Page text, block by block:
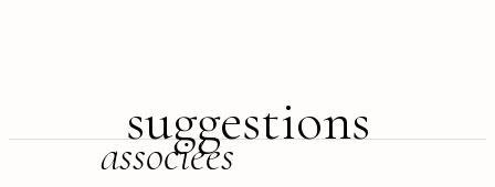
suggestions
associées